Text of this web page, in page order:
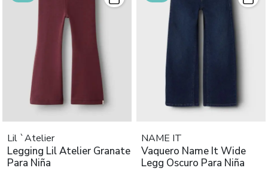
Lil `Atelier
Legging Lil Atelier Granate
Para Niña
NAME IT
Vaquero Name It Wide
Legg Oscuro Para Niña